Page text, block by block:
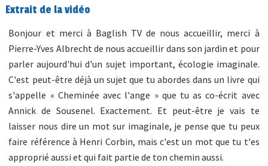
Extrait de la vidéo
Bonjour et merci à Baglish TV de nous accueillir, merci à
Pierre-Yves Albrecht de nous accueillir dans son jardin et pour
parler aujourd'hui d'un sujet important, écologie imaginale.
C'est peut-être déjà un sujet que tu abordes dans un livre qui
s'appelle « Cheminée avec l'ange » que tu as co-écrit avec
Annick de Sousenel. Exactement. Et peut-être je vais te
laisser nous dire un mot sur imaginale, je pense que tu peux
faire référence à Henri Corbin, mais c'est un mot que tu t'es
approprié aussi et qui fait partie de ton chemin aussi.